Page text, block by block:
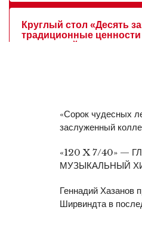
«Сорок чудесных
заслуженный
«120 X 7/40» —
МУЗЫКАЛЬНЫЙ
Геннадий Хазанов
Ширвиндта в